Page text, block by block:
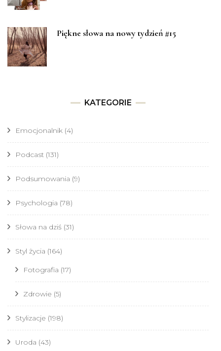
Piękne słowa na nowy tydzień #15
KATEGORIE
Emocjonalnik (4)
Podcast (131)
Podsumowania (9)
Psychologia (78)
Słowa na dziś (31)
Styl życia (164)
Fotografia (17)
Zdrowie (5)
Stylizacje (198)
Uroda (43)